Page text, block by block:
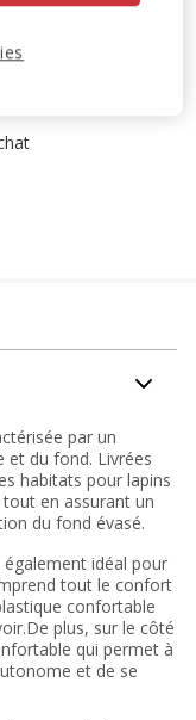
Détails livraison
par un
et du fond. Livrées
habitats pour lapins
en assurant un
du fond évasé.
idéal pour
tout le confort
confortable
plus, sur le côté
qui permet à
et de se